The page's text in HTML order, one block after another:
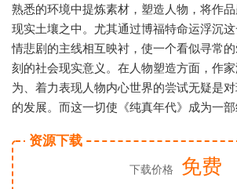
熟悉的环境中提炼素材，塑造人物，将作
现实土壤之中。尤其通过博福特命运浮沉
情悲剧的主线相互映衬，使一个看似寻常
刻的社会现实意义。在人物塑造方面，作
为、着力表现人物内心世界的尝试无疑是
的发展。而这一切使《纯真年代》成为一部
资源下载
下载价格 免费